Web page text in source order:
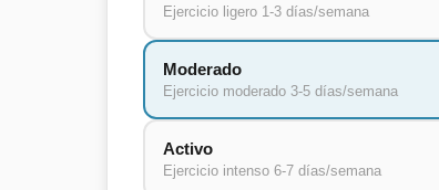
Ejercicio ligero 1-3 días/semana
Moderado
Ejercicio moderado 3-5 días/semana
Activo
Ejercicio intenso 6-7 días/semana